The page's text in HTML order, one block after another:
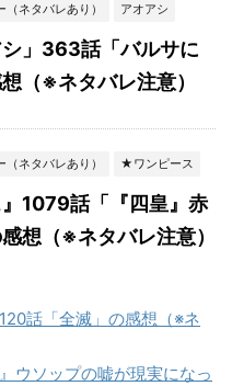
ネタバレあり） アオアシ
」363話「バルサに
（※ネタバレ注意）
ネタバレあり） ★ワンピース
』1079話「『四皇』赤
想（※ネタバレ注意）
話「全滅」の感想（※ネ
ウソップの嘘が現実になっ